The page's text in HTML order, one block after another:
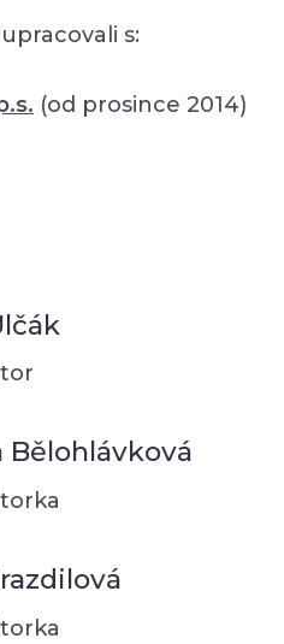
s:
(od prosince 2014)
Bělohlávková